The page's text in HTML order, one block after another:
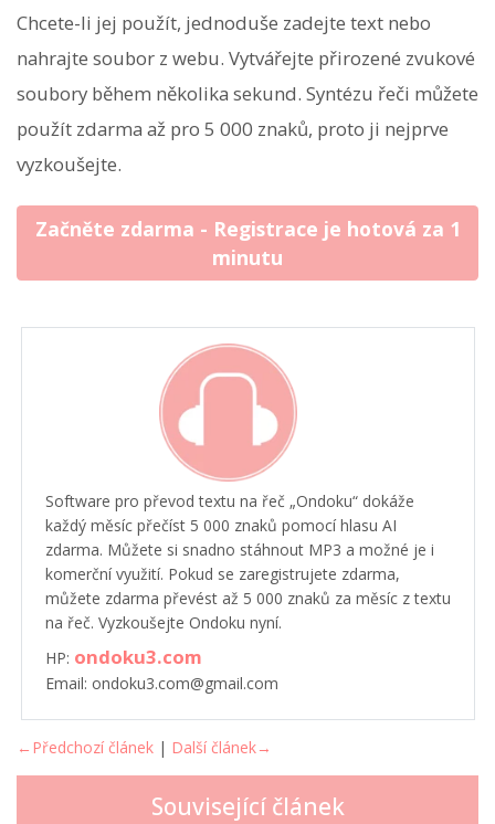
Chcete-li jej použít, jednoduše zadejte text nebo
nahrajte soubor z webu. Vytvářejte přirozené zvukové
soubory během několika sekund. Syntézu řeči můžete
použít zdarma až pro 5 000 znaků, proto ji nejprve
vyzkoušejte.
Začněte zdarma - Registrace je hotová za 1
minutu
Software pro převod textu na řeč „Ondoku“ dokáže
každý měsíc přečíst 5 000 znaků pomocí hlasu AI
zdarma. Můžete si snadno stáhnout MP3 a možné je i
komerční využití. Pokud se zaregistrujete zdarma,
můžete zdarma převést až 5 000 znaků za měsíc z textu
na řeč. Vyzkoušejte Ondoku nyní.
HP: ondoku3.com
Email: ondoku3.com@gmail.com
←Předchozí článek | Další článek→
Související článek